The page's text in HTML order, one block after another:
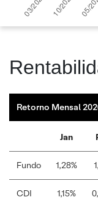
Retorno Mensal
Jan
Fundo 1,28%
CDI 1,15%